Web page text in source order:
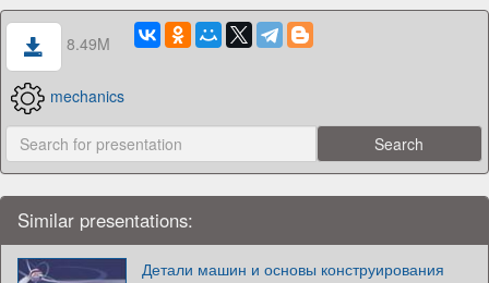
8.49M
mechanics
Similar presentations:
Детали машин и основы конструирования